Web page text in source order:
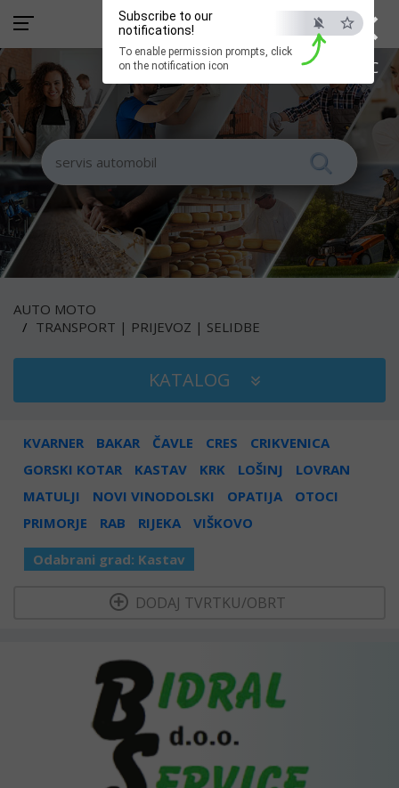
×
ESC
Subscribe to our
notifications!
To enable permission prompts, click
on the notification icon
AUTO MOTO
TRANSPORT | PRIJEVOZ | SELIDBE
KATALOG
KVARNER BAKAR ČAVLE CRES
CRIKVENICA
GORSKI KOTAR
KASTAV KRK LOŠINJ
LOVRAN
MATULJI
NOVI VINODOLSKI OPATIJA
OTOCI
PRIMORJE
RAB RIJEKA VIŠKOVO
Odabrani grad: Kastav
DODAJ TVRTKU/OBRT